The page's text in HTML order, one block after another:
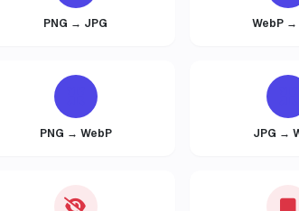
WebP →
PNG → JPG
JPG →
PNG → WebP